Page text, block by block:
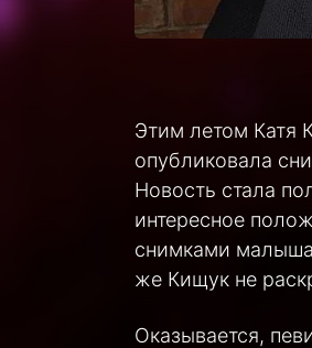
Этим летом Катя
опубликовала
Новость стала
интересное
снимками
же Кищук не
Оказывается,